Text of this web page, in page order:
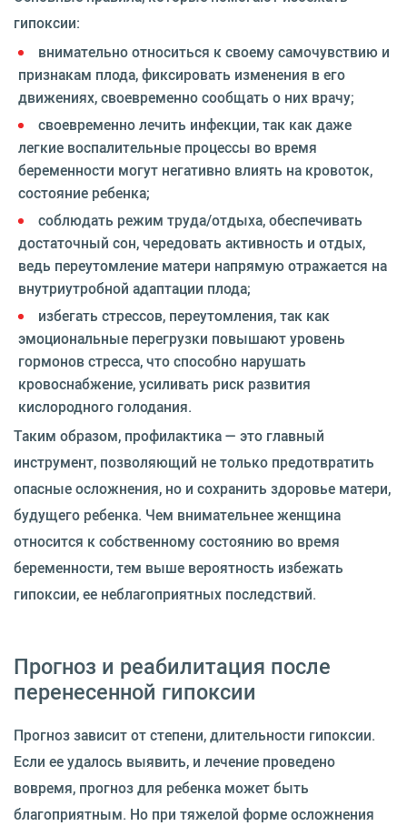
гипоксии:
внимательно относиться к своему самочувствию и
признакам плода, фиксировать изменения в его
движениях, своевременно сообщать о них врачу;
своевременно лечить инфекции, так как даже
легкие воспалительные процессы во время
беременности могут негативно влиять на кровоток,
состояние ребенка;
соблюдать режим труда/отдыха, обеспечивать
достаточный сон, чередовать активность и отдых,
ведь переутомление матери напрямую отражается на
внутриутробной адаптации плода;
избегать стрессов, переутомления, так как
эмоциональные перегрузки повышают уровень
гормонов стресса, что способно нарушать
кровоснабжение, усиливать риск развития
кислородного голодания.
Таким образом, профилактика — это главный
инструмент, позволяющий не только предотвратить
опасные осложнения, но и сохранить здоровье матери,
будущего ребенка. Чем внимательнее женщина
относится к собственному состоянию во время
беременности, тем выше вероятность избежать
гипоксии, ее неблагоприятных последствий.
Прогноз и реабилитация после
перенесенной гипоксии
Прогноз зависит от степени, длительности гипоксии.
Если ее удалось выявить, и лечение проведено
вовремя, прогноз для ребенка может быть
благоприятным. Но при тяжелой форме осложнения